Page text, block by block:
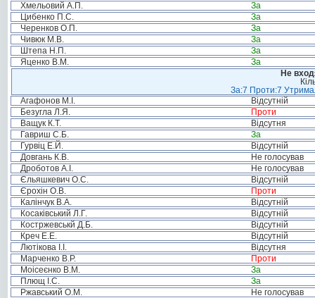
Хмельовий А.П.
За
Цибенко П.С.
За
Черенков О.П.
За
Чивюк М.В.
За
Штепа Н.П.
За
Яценко В.М.
За
Не
За:7 Проти:7
Агафонов М.І.
Відсутній
Безугла Л.Я.
Проти
Ващук К.Т.
Відсутня
Гавриш С.Б.
За
Гурвіц Е.Й.
Відсутній
Довгань К.В.
Не голосував
Дроботов А.І.
Не голосував
Єльяшкевич О.С.
Відсутній
Єрохін О.В.
Проти
Калінчук В.А.
Відсутній
Косаківський Л.Г.
Відсутній
Костржевськй Д.Б.
Відсутній
Креч Е.Е.
Відсутній
Лютікова І.І.
Відсутня
Марченко В.Р.
Проти
Моісеєнко В.М.
За
Плющ І.С.
За
Ржавський О.М.
Не голосував